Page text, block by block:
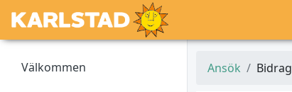
Välkommen Ansök Bidrag